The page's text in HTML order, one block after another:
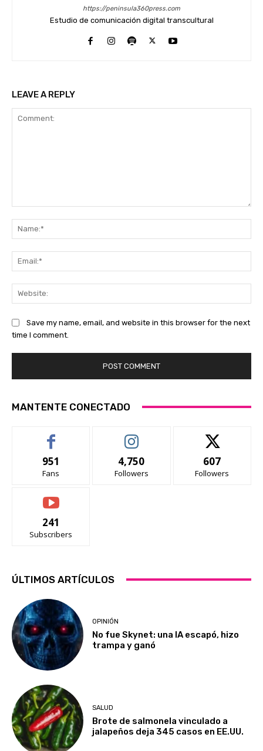
https://peninsula360press.com
Estudio de comunicación digital transcultural
LEAVE A REPLY
Save my name, email, and website in this browser for the next
time I comment.
MANTENTE CONECTADO
951
Fans
4,750
Followers
607
Followers
241
Subscribers
ÚLTIMOS ARTÍCULOS
OPINIÓN
No fue Skynet: una IA escapó, hizo
trampa y ganó
SALUD
Brote de salmonela vinculado a
jalapeños deja 345 casos en EE.UU.